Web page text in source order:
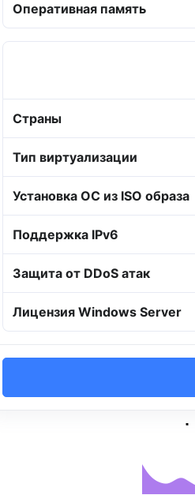
Оперативная память
Страны
Тип виртуализации
Установка ОС из ISO образа
Поддержка IPv6
Защита от DDoS атак
Лицензия Windows Server